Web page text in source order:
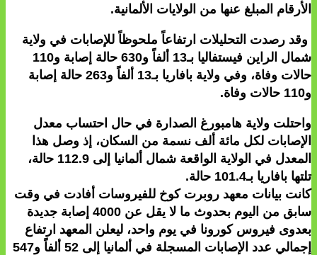
الأرقام المبلغ عنها من الولايات الألمانية.
وقد رصدت التحليلات ارتفاعاً ملحوظاً للإصابات في ولاية
شمال الراين فيستفاليا بـ13 ألفاً و630 حالة إصابة و110
حالات وفاة، وفي ولاية بافاريا بـ13 ألفاً و263 حالة إصابة
و110 حالات وفاة.
واحتلت ولاية هامبورغ الصدارة في حال احتساب معدل
الإصابات لكل مائة ألف نسمة من السكان، إذ وصل هذا
المعدل في الولاية الواقعة شمال ألمانيا إلى 9.‏112 حالة،
تلتها بافاريا بـ4.‏101 حالة.
كانت بيانات معهد روبرت كوخ للفيروسات أفادت في وقت
سابق من اليوم بحدوث ما لا يقل عن 4000 إصابة جديدة
بعدوى فيروس كورونا في يوم واحد، ليعلن المعهد ارتفاع
إجمالي عدد الإصابات المسجلة في ألمانيا إلى 52 ألفاً و547